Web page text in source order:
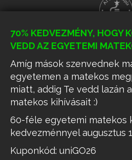
70% KEDVEZMÉNY, HOGY
VEDD AZ EGYETEMI
Amíg mások szenvednek
egyetemen a matekos
miatt, addig Te vedd lazán
matekos kihívásait :)
60-féle egyetemi matekos
kedvezménnyel augusztus
Kuponkód: uniGO26
Az oldalon